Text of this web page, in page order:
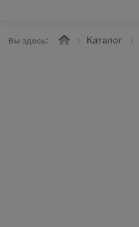
Вы здесь: Каталог